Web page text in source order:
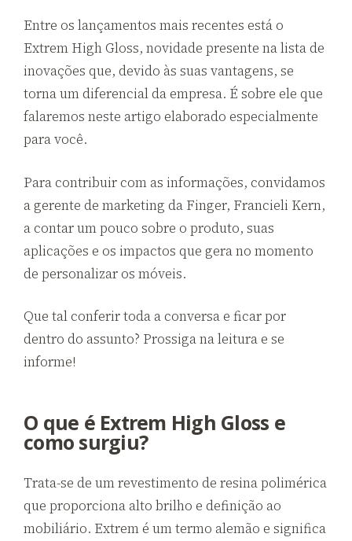
Entre os lançamentos mais recentes está o
Extrem High Gloss, novidade presente na lista de
inovações que, devido às suas vantagens, se
torna um diferencial da empresa. É sobre ele que
falaremos neste artigo elaborado especialmente
para você.
Para contribuir com as informações, convidamos
a gerente de marketing da Finger, Francieli Kern,
a contar um pouco sobre o produto, suas
aplicações e os impactos que gera no momento
de personalizar os móveis.
Que tal conferir toda a conversa e ficar por
dentro do assunto? Prossiga na leitura e se
informe!
O que é Extrem High Gloss e
como surgiu?
Trata-se de um revestimento de resina polimérica
que proporciona alto brilho e definição ao
mobiliário. Extrem é um termo alemão e significa